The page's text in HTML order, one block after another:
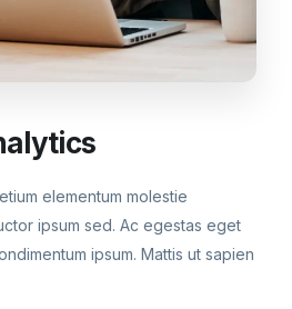
elementum molestie
ipsum sed. Ac egestas eget
ipsum. Mattis ut sapien